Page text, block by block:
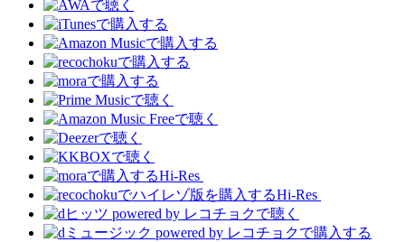
Hi-Res
Hi-Res